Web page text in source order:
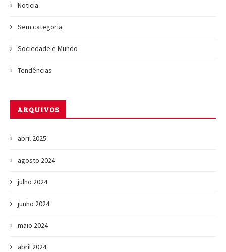
Noticia
Sem categoria
Sociedade e Mundo
Tendências
ARQUIVOS
abril 2025
agosto 2024
julho 2024
junho 2024
maio 2024
abril 2024